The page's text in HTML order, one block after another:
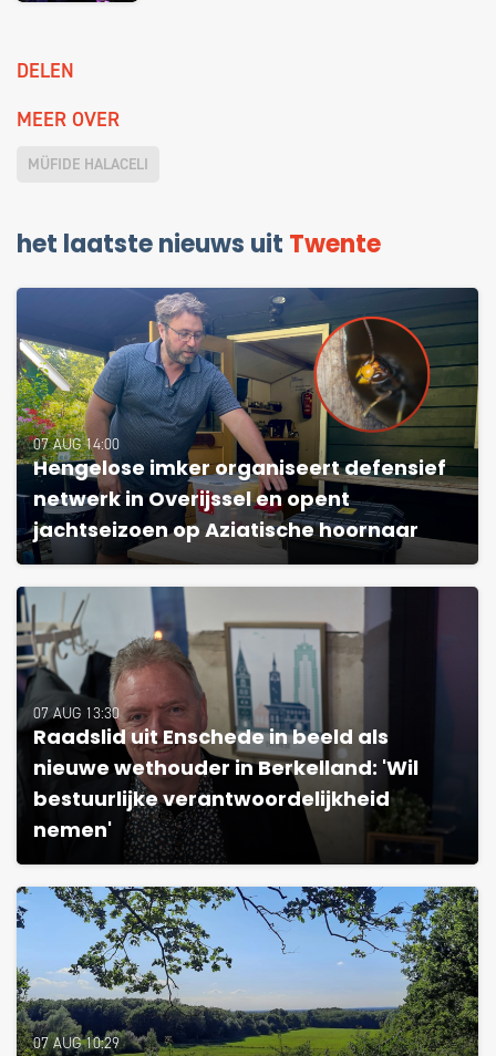
DELEN
MEER OVER
MÜFIDE HALACELI
het laatste nieuws uit Twente
07 AUG 14:00
Hengelose imker organiseert defensief
netwerk in Overijssel en opent
jachtseizoen op Aziatische hoornaar
07 AUG 13:30
Raadslid uit Enschede in beeld als
nieuwe wethouder in Berkelland: 'Wil
bestuurlijke verantwoordelijkheid
nemen'
07 AUG 10:29